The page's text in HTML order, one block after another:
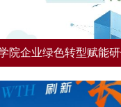
院企业绿色转型赋能